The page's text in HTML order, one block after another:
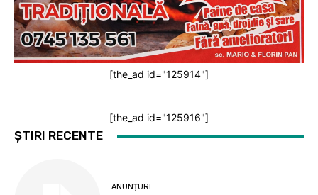
[the_ad id="125914"]
[the_ad id="125916"]
ȘTIRI RECENTE
ANUNȚURI